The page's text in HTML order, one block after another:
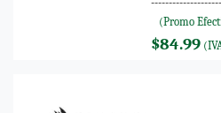
(Promo
$84.99